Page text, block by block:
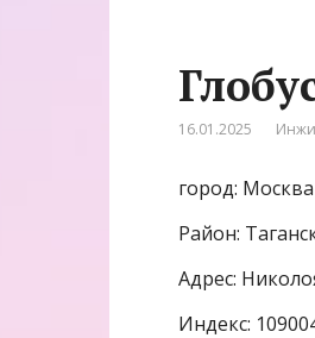
16.01.2025
город: Москва
Район:
Адрес:
Индекс: